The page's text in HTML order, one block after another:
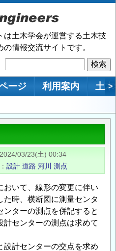
は土木学会が運営する土木技
の情報交流サイトです。
索
ージ 利用案内 土 >
2024/03/23(土) 00:34
設計 道路 河川 測点
おいて、線形の変更に伴い
た時、横断図に測量センタ
ンターの測点を併記すると
計センターの測点は求めて
設計センターの交点を求め